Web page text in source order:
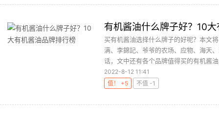
有机酱油什么牌子好？10
买有机酱油选择什么牌子的好呢？本文
满、李錦記、爷爷的农场、应物、海天
话，文中还有各个品牌值得买的有机酱
2022-8-12 11:41
值！ +5
不值 -1